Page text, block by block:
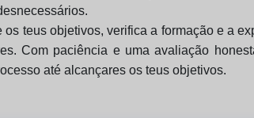
teus objetivos, verifica a formação e a
Com paciência e uma avaliação
até alcançares os teus objetivos.